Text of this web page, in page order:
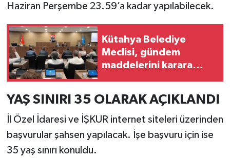
Haziran Perşembe 23.59’a kadar yapılabilecek.
Kütahya Belediye
Meclisi, gündem
maddelerini karara
YAŞ SINIRI 35 OLARAK AÇIKLANDI
İl Özel İdaresi ve İŞKUR internet siteleri üzerinden
başvurular şahsen yapılacak. İşe başvuru için ise
35 yaş sınırı konuldu.
Otomobil
Pazarlar
Politika
Rüya Tabirleri